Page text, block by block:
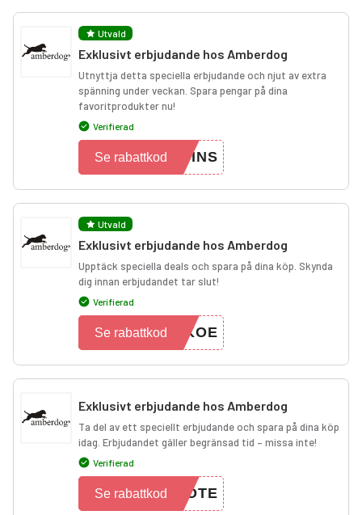
Utvald
Exklusivt erbjudande hos Amberdog
Utnyttja detta speciella erbjudande och njut av extra
spänning under veckan. Spara pengar på dina
favoritprodukter nu!
Verifierad
PINS
Se rabattkod
Utvald
Exklusivt erbjudande hos Amberdog
Upptäck speciella deals och spara på dina köp. Skynda
dig innan erbjudandet tar slut!
Verifierad
EKOE
Se rabattkod
Exklusivt erbjudande hos Amberdog
Ta del av ett speciellt erbjudande och spara på dina köp
idag. Erbjudandet gäller begränsad tid – missa inte!
Verifierad
EOTE
Se rabattkod